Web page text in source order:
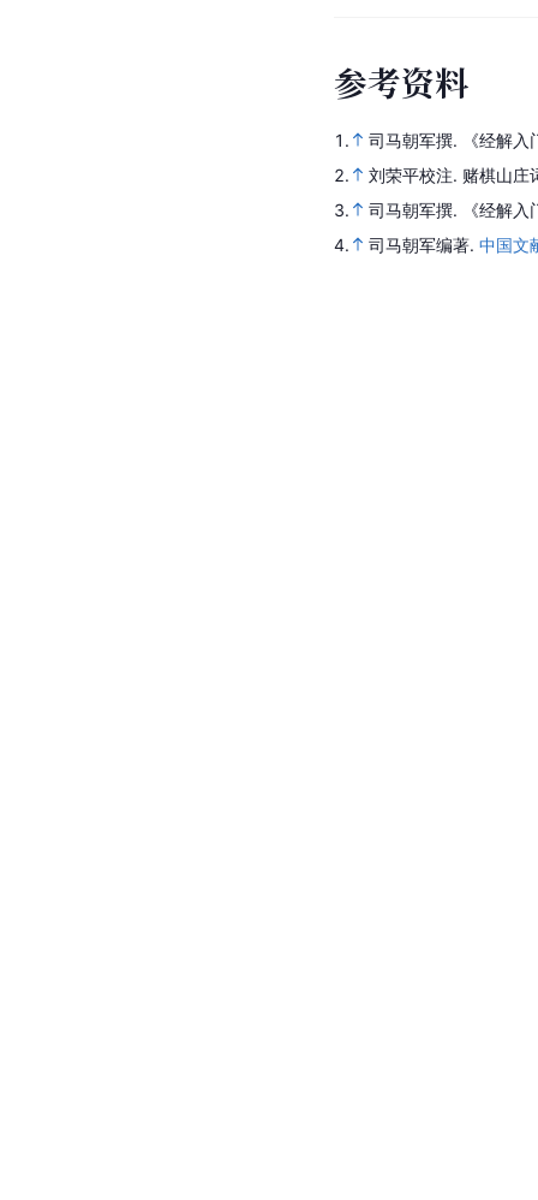
参考资料
1. 司马朝军撰.
《经解
2.
刘荣平校注. 赌棋山庄
3.
司马朝军撰.
《经解
4.
司马朝军编著. 中国文